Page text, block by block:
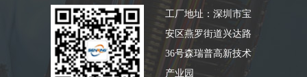
工厂地址：深圳市宝
安区燕罗街道兴达路
36号森瑞普高新技术
产业园